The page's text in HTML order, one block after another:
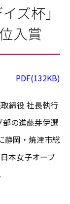
ズ杯」
入賞
PDF(132KB)
締役 社長執行
の進藤芽伊選
静岡・焼津市総
本女子オープ